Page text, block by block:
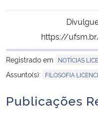
https://
Registrado em
NOTÍCIAS
Assunto(s): FILOSOFIA
Publicações